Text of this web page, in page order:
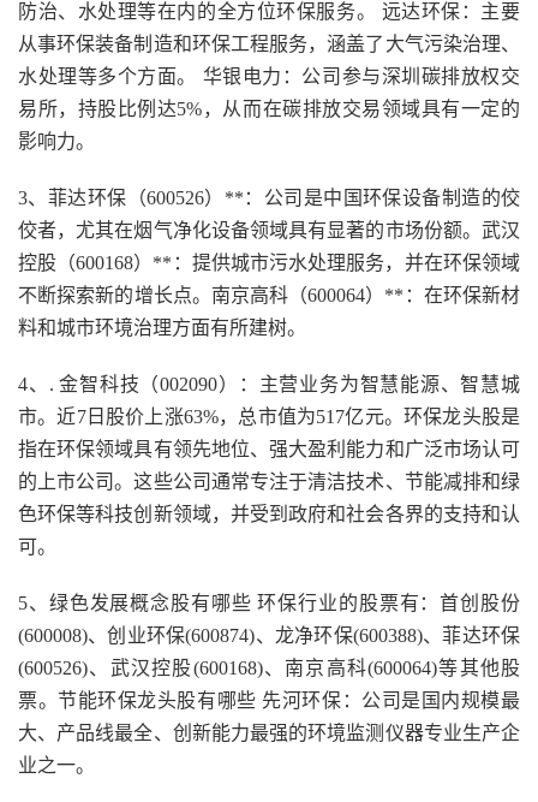
防治、水处理等在内的全方位环保服务。 远达环保：主要
从事环保装备制造和环保工程服务，涵盖了大气污染治理、
水处理等多个方面。 华银电力：公司参与深圳碳排放权交
易所，持股比例达5%，从而在碳排放交易领域具有一定的
影响力。
3、菲达环保（600526）**：公司是中国环保设备制造的佼
佼者，尤其在烟气净化设备领域具有显著的市场份额。武汉
控股（600168）**：提供城市污水处理服务，并在环保领域
不断探索新的增长点。南京高科（600064）**：在环保新材
料和城市环境治理方面有所建树。
4、. 金智科技（002090）：主营业务为智慧能源、智慧城
市。近7日股价上涨63%，总市值为517亿元。环保龙头股是
指在环保领域具有领先地位、强大盈利能力和广泛市场认可
的上市公司。这些公司通常专注于清洁技术、节能减排和绿
色环保等科技创新领域，并受到政府和社会各界的支持和认
可。
5、绿色发展概念股有哪些 环保行业的股票有：首创股份
(600008)、创业环保(600874)、龙净环保(600388)、菲达环保
(600526)、武汉控股(600168)、南京高科(600064)等其他股
票。节能环保龙头股有哪些 先河环保：公司是国内规模最
大、产品线最全、创新能力最强的环境监测仪器专业生产企
业之一。